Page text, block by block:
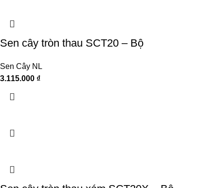
Sen cây tròn thau SCT20 – Bộ
Sen Cây NL
3.115.000 ₫